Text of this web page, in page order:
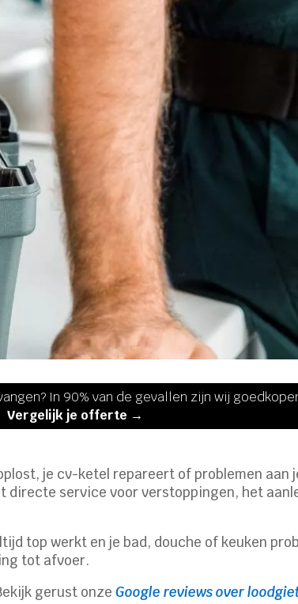
In 90% van de gevallen zijn wij
Vergelijk je offerte →
je cv-ketel repareert of problemen aan
service voor verstoppingen, het
top werkt en je bad, douche of keuken
tot afvoer.
gerust onzeGoogle reviews over